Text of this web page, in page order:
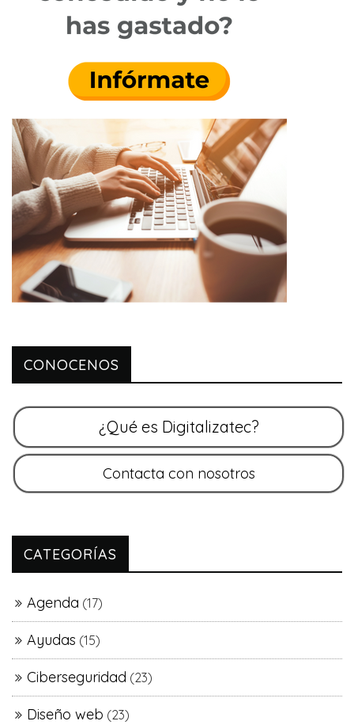
CONOCENOS
CATEGORÍAS
Agenda (17)
Ayudas (15)
Ciberseguridad (23)
Diseño web (23)